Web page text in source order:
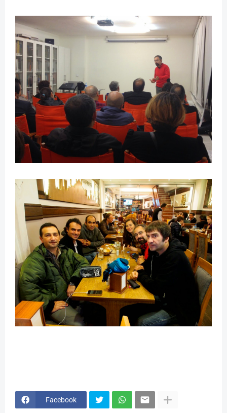
Facebook